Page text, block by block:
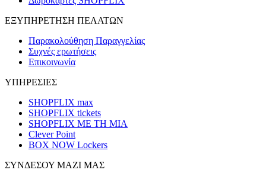
ΕΞΥΠΗΡΕΤΗΣΗ ΠΕΛΑΤΩΝ
Παρακολούθηση Παραγγελίας
Συχνές ερωτήσεις
Επικοινωνία
ΥΠΗΡΕΣΙΕΣ
SHOPFLIX max
SHOPFLIX tickets
SHOPFLIX ΜΕ ΤΗ ΜΙΑ
Clever Point
BOX NOW Lockers
ΣΥΝΔΕΣΟΥ ΜΑΖΙ ΜΑΣ